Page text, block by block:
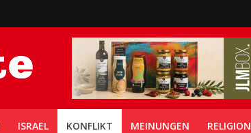
ISRAEL KONFLIKT MEINUNGEN RELIGION